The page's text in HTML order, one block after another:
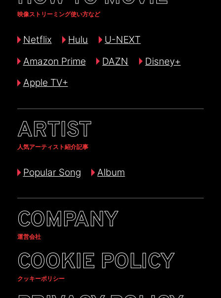
映像ストリーミング使い方など
Netflix Hulu
U-NEXT
Amazon Prime
DAZN
Disney+
Apple TV+
ARTIST
人気アーティスト紹介記事
Popular Song Album
COMPANY
運営会社
COOKIE POLICY
クッキーポリシー